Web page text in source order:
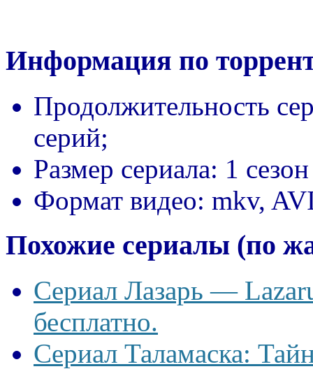
Информация по
Продолжительность
серий;
Размер сериала: 1
Формат видео: mkv,
Похожие сериалы (по
Сериал Лазарь —
бесплатно.
Сериал Таламаска: